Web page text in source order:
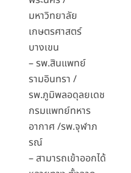
มหาวิทยาลัย
เกษตรศาสตร์
บางเขน
– รพ.สินแพทย์
รามอินทรา /
รพ.ภูมิพลอดุลยเดช
กรมแพทย์ทหาร
อากาศ /รพ.จุฬาภ
รณ์
– สามารถเข้าออกได้